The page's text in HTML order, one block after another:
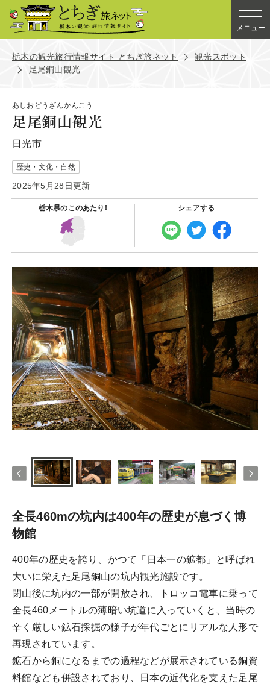
メニュー
栃木の観光旅行情報サイト とちぎ旅ネット
観光スポット
足尾銅山観光
あしおどうざんかんこう
足尾銅山観光
日光市
歴史・文化・自然
2025年5月28日更新
栃木県のこのあたり! シェアする
全長460mの坑内は400年の歴史が息づく博
物館
400年の歴史を誇り、かつて「日本一の鉱都」と呼ばれ
大いに栄えた足尾銅山の坑内観光施設です。
閉山後に坑内の一部が開放され、トロッコ電車に乗って
全長460メートルの薄暗い坑道に入っていくと、当時の
辛く厳しい鉱石採掘の様子が年代ごとにリアルな人形で
再現されています。
鉱石から銅になるまでの過程などが展示されている銅資
料館なども併設されており、日本の近代化を支えた足尾